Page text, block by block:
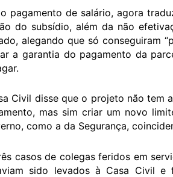
pagamento de salário, agora
do subsídio, além da não
alegando que só conseguiram
a garantia do pagamento da
Civil disse que o projeto não tem
mas sim criar um novo
como a da Segurança,
casos de colegas feridos em
sido levados à Casa Civil e